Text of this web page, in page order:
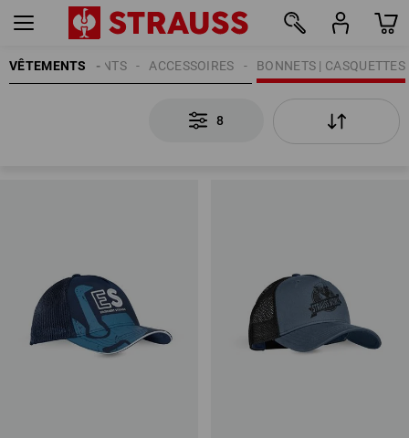
VÊTEMENTS BONNETS | CASQUETTES
ACCESSOIRES
ENFANTS
8